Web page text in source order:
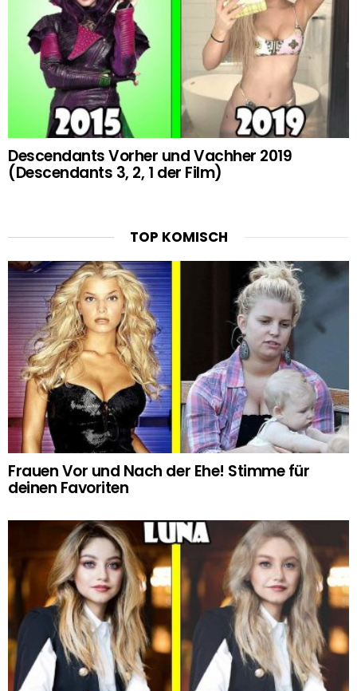
Descendants Vorher und Vachher 2019
(Descendants 3, 2, 1 der Film)
TOP KOMISCH
Frauen Vor und Nach der Ehe! Stimme für
deinen Favoriten